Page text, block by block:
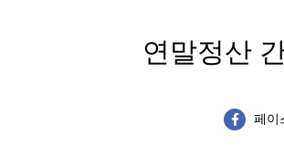
연말정산
페이